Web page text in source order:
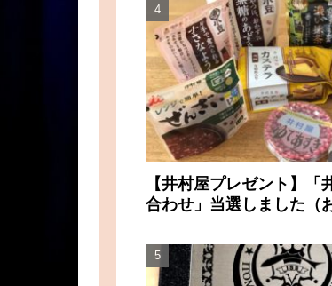
【井村屋プレゼント】「
合わせ」当選しました（